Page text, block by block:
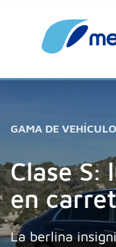
GAMA DE
Clase
en
La berlina